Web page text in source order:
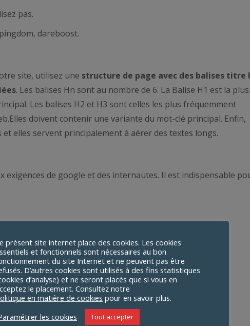
pas.
dareboost.
site, utilisez une structure de page avec des balises titre
. Les balises Hn sont au nombre de 6. La Balise H1 est la plus
Les balises H2 et H3 sont celles les plus fréquemment
doivent contenir une variante du mot-clé principal. Enfin,
elles servent principalement à aérer des textes longs.
exigences de google et des internautes. Il est indispensable
SEO ?
présent site internet place des cookies. Les cookies
et fonctionnels sont nécessaires au bon
du site Internet et ne peuvent pas être
D’autres cookies sont utilisés à des fins statistiques
d’analyse) et ne seront placés que si vous en
le placement. Consultez notre
en matière de cookies pour en savoir plus.
les cookies
Tout accepter